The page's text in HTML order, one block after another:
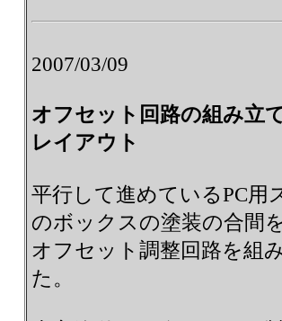
2007/03/09
オフセット回路の組み立
レイアウト
平行して進めているPC用
のボックスの塗装の合間
オフセット調整回路を組
た。